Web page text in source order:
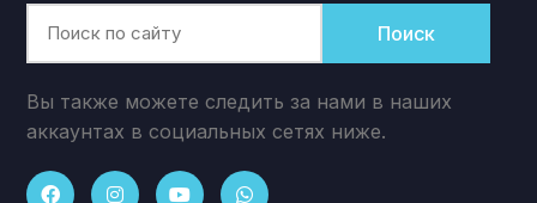
Поиск
Вы также можете следить за нами в наших
аккаунтах в социальных сетях ниже.